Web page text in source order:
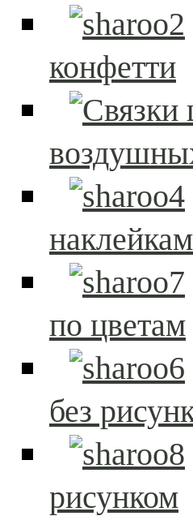
конфетти
по цветам
без
рисунком